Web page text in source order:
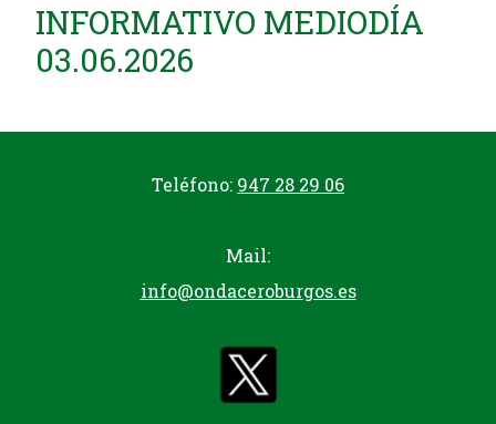
INFORMATIVO MEDIODÍA
03.06.2026
Teléfono: 947 28 29 06
Mail:
info@ondaceroburgos.es